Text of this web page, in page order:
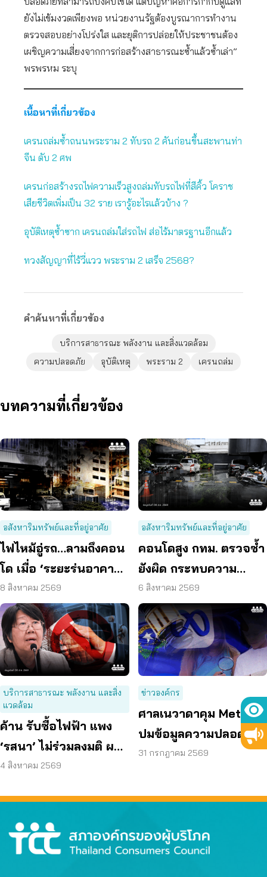
ยังไม่เข้มงวดเพียงพอ หน่วยงานรัฐต้องบูรณาการทำงาน
ตรวจสอบอย่างโปร่งใส และยุติการปล่อยให้ประชาชนต้อง
เผชิญความเสี่ยงจากการก่อสร้างสาธารณะซ้ำแล้วซ้ำเล่า”
พรพรหม ระบุ
เนื้อหาที่เกี่ยวข้อง
เครนถล่มซ้ำถนนพระราม 2 ทับรถ 2 คันก่อนขึ้นสะพานท่า
จีน ดับ 2 ศพ
เครนก่อสร้างรถไฟความเร็วสูงถล่มทับรถไฟที่สีคิ้ว โคราช
เสียชีวิตเพิ่มเป็น 32 ราย เรารู้อะไรแล้วบ้าง ?
อุบัติเหตุซ้ำซาก เครนถล่มใส่รถไฟ ส่อไร้มาตรฐานอีกแล้ว
ทวงสัญญาที่ไร้วี่แวว พระราม 2 เสร็จ 2568?
คำค้นหาที่เกี่ยวข้อง
บริการสาธารณะ พลังงาน และสิ่งแวดล้อม
ความปลอดภัย
อุบัติเหตุ พระราม 2 เครนถล่ม
บทความที่เกี่ยวข้อง
อสังหาริมทรัพย์และที่อยู่อาศัย
ไฟไหม้อู่รถ…ลามถึงคอน
โด เมื่อ ‘ระยะร่นอาคาร’
ถูกละเลย ผู้บริโภคจึงต้อง
เสี่ยง
8 สิงหาคม 2569
อสังหาริมทรัพย์และที่อยู่อาศัย
คอนโดสูง กทม. ตรวจซ้ำ
ยังผิด กระทบความ
ปลอดภัย
6 สิงหาคม 2569
บริการสาธารณะ พลังงาน และสิ่ง
แวดล้อม
ค้าน รับซื้อไฟฟ้า แพง
‘รสนา’ ไม่ร่วมลงมติ ผลัก
ผู้บริโภค “แบก”
4 สิงหาคม 2569
ข่าวองค์กร
ศาลเนวาดาคุม Meta
ปมข้อมูลความปลอดภัย
ต่อเด็กบนเมสเซนเจอร์
31 กรกฎาคม 2569